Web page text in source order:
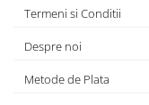
Termeni si Conditii
Despre noi
Metode de Plata